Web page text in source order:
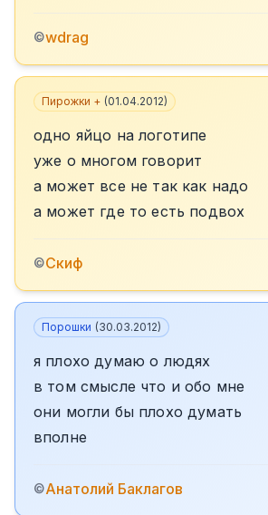
©wdrag
Пирожки + (01.04.2012)
одно яйцо на логотипе
уже о многом говорит
а может все не так как надо
а может где то есть подвох
©Скиф
Порошки (30.03.2012)
я плохо думаю о людях
в том смысле что и обо мне
они могли бы плохо думать
вполне
©Анатолий Баклагов